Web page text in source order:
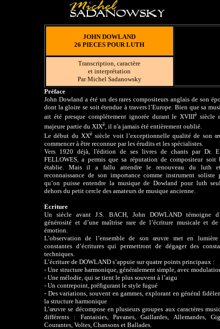
JOHN DOWLAND
26 PIECES POUR LUTH
Transcription, caractère
et interprétation
Par Michel Sadanowsky
Préface
John Dowland a été un des rares compositeurs anglais de son
dont la gloire se soit étendue à travers l’Europe. Bien que sa
ait été presque complètement ignorée durant le XVIIIè siècle
majeure partie du XIXè , il n'a jamais été entièrement oublié.
Le début du XXè siècle voit l’exceptionnelle qualité de son
commencer à être reconnue par les érudits et les spécialistes.
Vers 1920 déjà, l'édition de ses livres de chants par Dr.
FELLOWES, a permis que sa réputation de compositeur soit
établie. Mais il a fallu attendre le renouveau du luth
reconnaissance de son importance comme instrument soliste
qu’on puisse entendre la musique de Dowland pour luth
dehors du petit cercle des amateurs de musique ancienne.
Ecriture
Un siècle avant J.S. BACH, John DOWLAND témoigne
générosité et d’une maîtrise rare de l’écriture musicale et de
émotion.
L’observation de l’ensemble de son œuvre met en lumière
constantes d’écritures qui permettront de dégager des
techniques.
L’écriture de DOWLAND s’appuie sur quatre points principaux :
- Une structure harmonique, généralement simple, avec
- Une mélodie, qui se tient le plus souvent à l’aigu
- Un contrepoint, préfigurant le style fugué
- Des variations, souvent en gammes, explorant en général
la structure harmonique
L’œuvre se décompose en plusieurs groupes aux caractères
différents : Fantaisies, Pavanes, Gaillardes, Allemandes,
Courantes, Voltes, Chansons et Ballades.